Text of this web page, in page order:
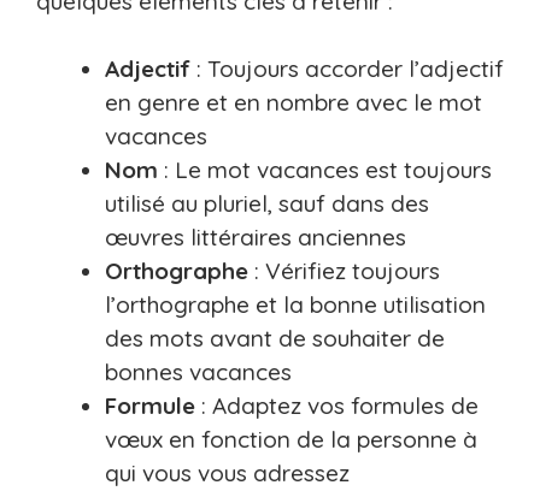
Adjectif : Toujours accorder l’adjectif
en genre et en nombre avec le mot
vacances
Nom : Le mot vacances est toujours
utilisé au pluriel, sauf dans des
œuvres littéraires anciennes
Orthographe : Vérifiez toujours
l’orthographe et la bonne utilisation
des mots avant de souhaiter de
bonnes vacances
Formule : Adaptez vos formules de
vœux en fonction de la personne à
qui vous vous adressez